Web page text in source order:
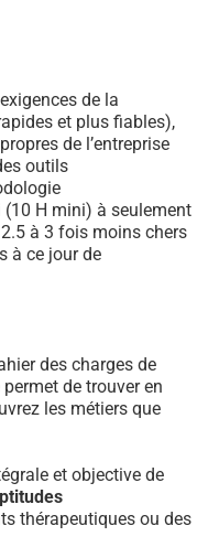
de la
et plus fiables),
de l’entreprise
outils
H mini) à seulement
à 3 fois moins chers
à ce jour de
des charges de
permet de trouver en
les métiers que
et objective de
thérapeutiques ou des